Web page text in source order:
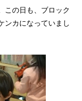
この日も、ブロック
ンカになっていまし